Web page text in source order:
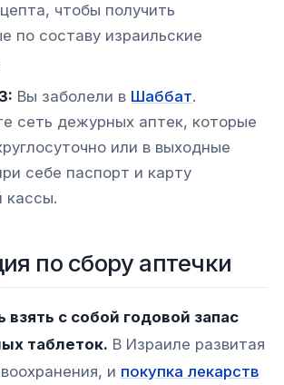
чтобы получить
по составу израильские
Вы заболели в Шаббат.
сеть дежурных аптек, которые
или в выходные
себе паспорт и карту
кассы.
по сбору аптечки
взять с собой годовой запас
таблеток. В Израиле развитая
и покупка лекарств